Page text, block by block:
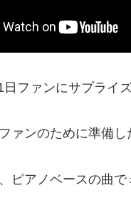
ファンにサプライ
ァンのために準備し
ピアノベースの曲で